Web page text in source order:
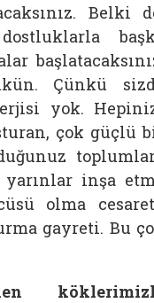
Belki
Çünkü
yok.
çok güçlü
inşa
olma
gayreti. Bu